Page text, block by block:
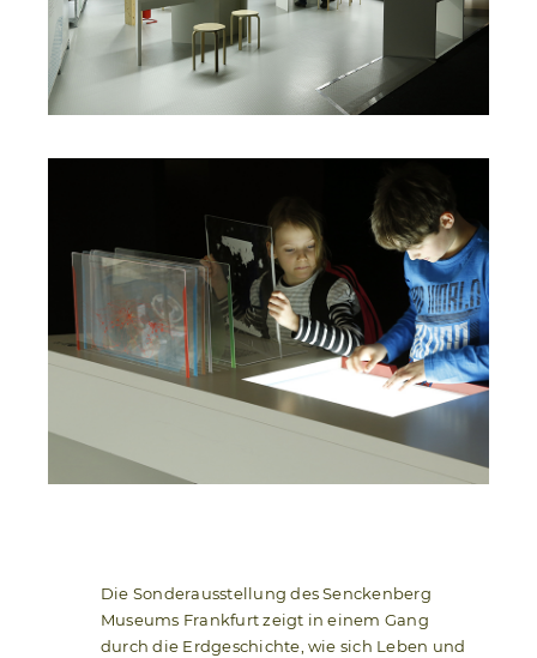
Die Sonderausstellung des Senckenberg
Museums Frankfurt zeigt in einem Gang
durch die Erdgeschichte, wie sich Leben und